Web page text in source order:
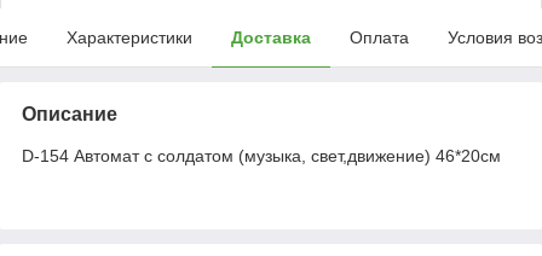
Характеристики Доставка Оплата Условия
Описание
D-154 Автомат с солдатом (музыка, свет,движение) 46*20см